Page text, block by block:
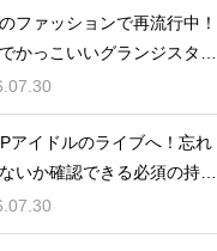
ファッションで再流行中！
かっこいいグランジスタイ
徴
アイドルのライブへ！忘れ
いか確認できる必須の持ち
ト